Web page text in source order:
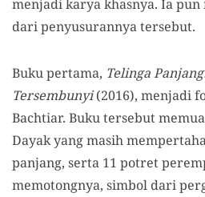
menjadi karya khasnya. Ia
dari penyusurannya tersebut.
Buku pertama, Telinga
Tersembunyi(2016), menjadi
Bachtiar. Buku tersebut
Dayak yang masih
panjang, serta 11 potret
memotongnya, simbol dari